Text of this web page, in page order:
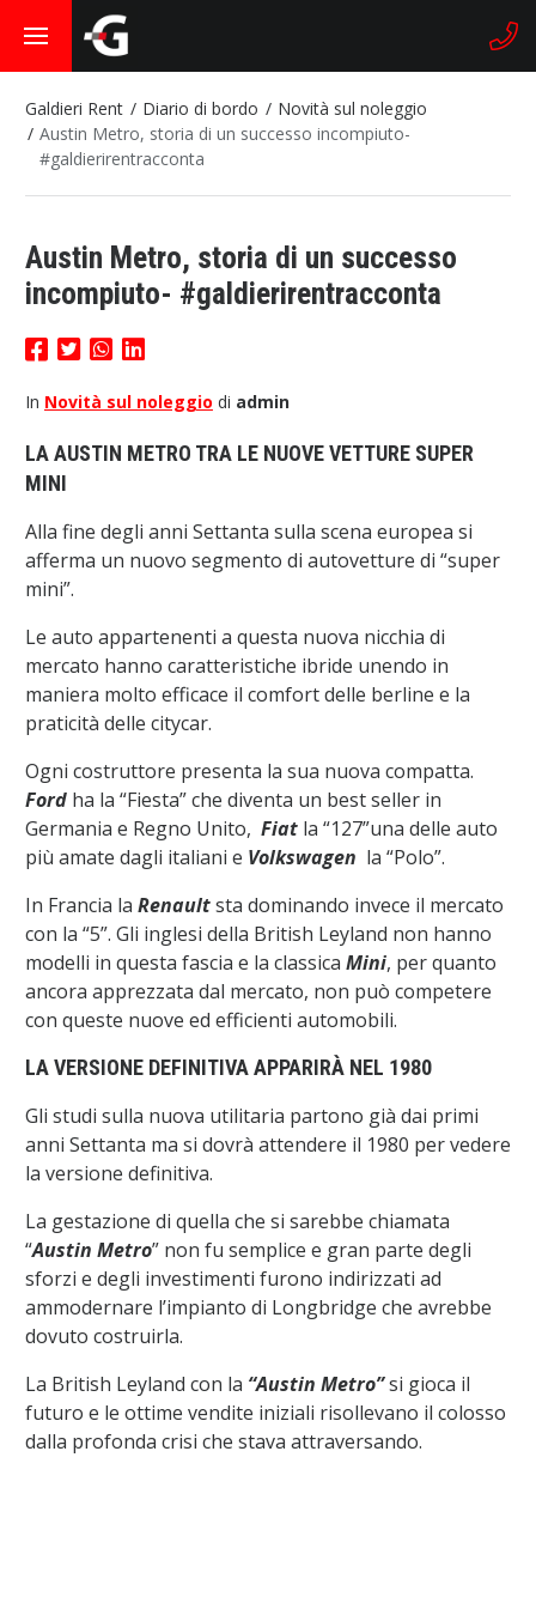
Galdieri Rent Diario di bordo
Novità sul noleggio
Austin Metro, storia di un successo incompiuto-
#galdierirentracconta
Austin Metro, storia di un successo
incompiuto- #galdierirentracconta
In Novità sul noleggio di admin
LA AUSTIN METRO TRA LE NUOVE VETTURE SUPER
MINI
Alla fine degli anni Settanta sulla scena europea si
afferma un nuovo segmento di autovetture di “super
mini”.
Le auto appartenenti a questa nuova nicchia di
mercato hanno caratteristiche ibride unendo in
maniera molto efficace il comfort delle berline e la
praticità delle citycar.
Ogni costruttore presenta la sua nuova compatta.
Ford ha la “Fiesta” che diventa un best seller in
Germania e Regno Unito, Fiatla “127”una delle auto
più amate dagli italiani e Volkswagen la “Polo”.
In Francia la Renaultsta dominando invece il mercato
con la “5”. Gli inglesi della British Leyland non hanno
modelli in questa fascia e la classica Mini, per quanto
ancora apprezzata dal mercato, non può competere
con queste nuove ed efficienti automobili.
LA VERSIONE DEFINITIVA APPARIRÀ NEL 1980
Gli studi sulla nuova utilitaria partono già dai primi
anni Settanta ma si dovrà attendere il 1980 per vedere
la versione definitiva.
La gestazione di quella che si sarebbe chiamata
“Austin Metro” non fu semplice e gran parte degli
sforzi e degli investimenti furono indirizzati ad
ammodernare l’impianto di Longbridge che avrebbe
dovuto costruirla.
La British Leyland con la “Austin Metro”si gioca il
futuro e le ottime vendite iniziali risollevano il colosso
dalla profonda crisi che stava attraversando.